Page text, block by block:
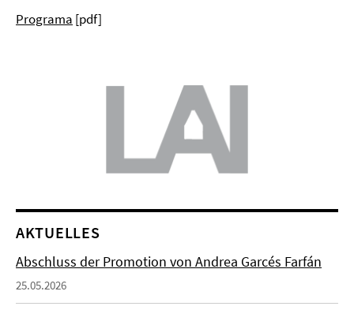
Programa [pdf]
AKTUELLES
Abschluss der Promotion von Andrea Garcés Farfán
25.05.2026